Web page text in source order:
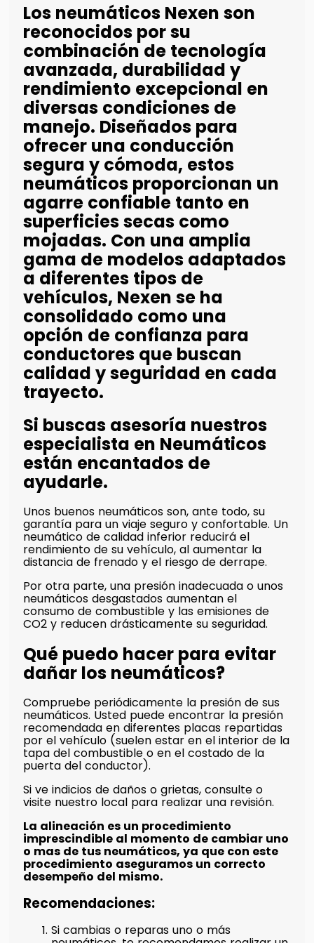
Los neumáticos Nexen son
reconocidos por su
combinación de tecnología
avanzada, durabilidad y
rendimiento excepcional en
diversas condiciones de
manejo. Diseñados para
ofrecer una conducción
segura y cómoda, estos
neumáticos proporcionan un
agarre confiable tanto en
superficies secas como
mojadas. Con una amplia
gama de modelos adaptados
a diferentes tipos de
vehículos, Nexen se ha
consolidado como una
opción de confianza para
conductores que buscan
calidad y seguridad en cada
trayecto.
Si buscas asesoría nuestros
especialista en Neumáticos
están encantados de
ayudarle.
Unos buenos neumáticos son, ante todo, su
garantía para un viaje seguro y confortable. Un
neumático de calidad inferior reducirá el
rendimiento de su vehículo, al aumentar la
distancia de frenado y el riesgo de derrape.
Por otra parte, una presión inadecuada o unos
neumáticos desgastados aumentan el
consumo de combustible y las emisiones de
CO2 y reducen drásticamente su seguridad.
Qué puedo hacer para evitar
dañar los neumáticos?
Compruebe periódicamente la presión de sus
neumáticos. Usted puede encontrar la presión
recomendada en diferentes placas repartidas
por el vehículo (suelen estar en el interior de la
tapa del combustible o en el costado de la
puerta del conductor).
Si ve indicios de daños o grietas, consulte o
visite nuestro local para realizar una revisión.
La alineación es un procedimiento
imprescindible al momento de cambiar uno
o mas de tus neumáticos, ya que con este
procedimiento aseguramos un correcto
desempeño del mismo.
Recomendaciones:
Si cambias o reparas uno o más